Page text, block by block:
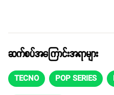
ဆက်စပ်အကြောင်းအရာများ
TECNO POP SERIES